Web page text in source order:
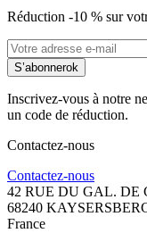
Réduction -10 % sur
S’abonnerok
Inscrivez-vous à notre
un code de réduction.
Contactez-nous
Contactez-nous
42 RUE DU GAL. DE
68240
France